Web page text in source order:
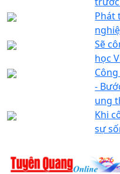
Phát
Sẽ
học
-
ung
Khi
sự